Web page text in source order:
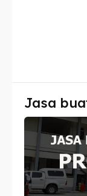
Imta
Legalisir
Apostille
Imta
Legalisir
Apostille
Jasa